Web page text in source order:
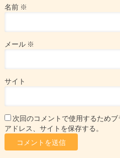
名前 ※
メール ※
サイト
次回のコメントで使用するため
アドレス、サイトを保存する。